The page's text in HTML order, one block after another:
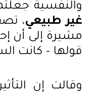
والنفسية
غير طبيعي،
مشيرة إلى أن
قولها – كانت
وقالت إن